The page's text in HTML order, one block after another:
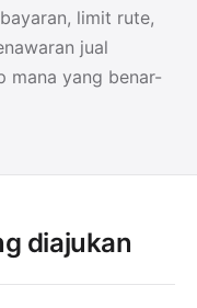
limit rute,
jual
mana yang benar-
diajukan